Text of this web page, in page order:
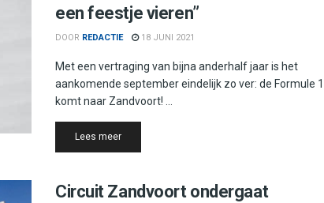
een feestje vieren”
DOOR REDACTIE 18 JUNI 2021
Met een vertraging van bijna anderhalf jaar is het
aankomende september eindelijk zo ver: de Formule 1
komt naar Zandvoort! ...
Lees meerDetails
Circuit Zandvoort ondergaat